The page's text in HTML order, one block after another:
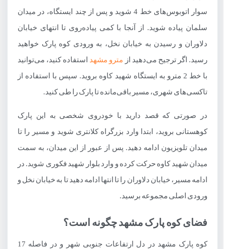
سوار اتوبوس‌های خط 4 شوید و پس از چند ایستگاه، در میدان
سلمان پیاده شوید. از آنجا با کمی پیاده‌روی تا انتهای خیابان
دلاوران و رسیدن به خیابان نخل، به ورودی کوه پارک خواهید
رسید. اگر ترجیح می‌دهید از مترو مشهداستفاده کنید، می‌توانید
با خط 2 مترو به ایستگاه شهید کاوه بروید. سپس با استفاده از
تاکسی‌های شهری، مسیر باقی‌مانده تا پارک را طی کنید.
در صورتی که قصد دارید با خودروی شخصی به این پارک
کوهستانی بروید، ابتدا وارد بزرگراه کلانتری شوید و مسیر را تا
میدان تلویزیون ادامه دهید. پس از عبور از این میدان، به سمت
میدان شهید کاوه حرکت کرده و وارد بلوار شهید فکوری شوید. در
ادامه مسیر، خیابان دلاوران را تا انتها ادامه دهید تا به خیابان نخل و
ورودی اصلی مجموعه برسید.
فضای کوه پارک مشهد چگونه است؟
کوه پارک مشهد در دل ارتفاعات جنوبی شهر و در فاصله 17